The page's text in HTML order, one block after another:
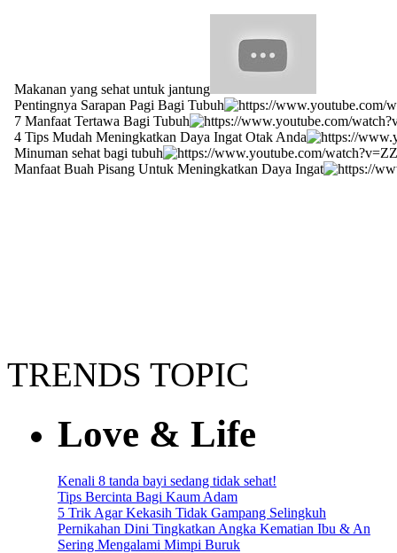
Makanan yang sehat untuk jantung
Pentingnya Sarapan Pagi Bagi Tubuh
7 Manfaat Tertawa Bagi Tubuh
4 Tips Mudah Meningkatkan Daya Ingat Otak Anda
Minuman sehat bagi tubuh
Manfaat Buah Pisang Untuk Meningkatkan Daya Ingat
TRENDS TOPIC
Love & Life
Kenali 8 tanda bayi sedang tidak sehat!
Tips Bercinta Bagi Kaum Adam
5 Trik Agar Kekasih Tidak Gampang Selingkuh
Pernikahan Dini Tingkatkan Angka Kematian Ibu & An
Sering Mengalami Mimpi Buruk